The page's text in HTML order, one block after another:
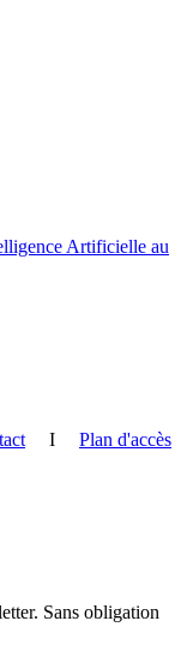
Artificielle au
I Plan d'accès
Sans obligation